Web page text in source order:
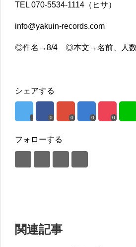
TEL 070-5534-1114（ヒサ）
info@yakuin-records.com
◎件名→8/4 ◎本文→名前、人数
シェアする
0 0 0 0
フォローする
関連記事